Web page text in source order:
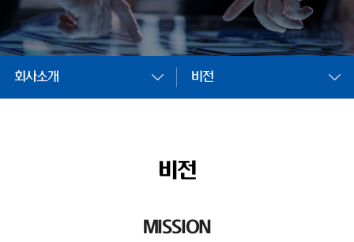
회사소개 비전
비전
MISSION